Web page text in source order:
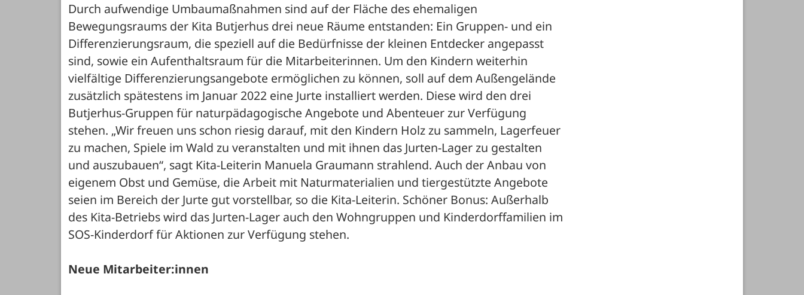
Durch aufwendige Umbaumaßnahmen sind auf der Fläche des ehemaligen
Bewegungsraums der Kita Butjerhus drei neue Räume entstanden: Ein Gruppen- und ein
Differenzierungsraum, die speziell auf die Bedürfnisse der kleinen Entdecker angepasst
sind, sowie ein Aufenthaltsraum für die Mitarbeiterinnen. Um den Kindern weiterhin
vielfältige Differenzierungsangebote ermöglichen zu können, soll auf dem Außengelände
zusätzlich spätestens im Januar 2022 eine Jurte installiert werden. Diese wird den drei
Butjerhus-Gruppen für naturpädagogische Angebote und Abenteuer zur Verfügung
stehen. „Wir freuen uns schon riesig darauf, mit den Kindern Holz zu sammeln, Lagerfeuer
zu machen, Spiele im Wald zu veranstalten und mit ihnen das Jurten-Lager zu gestalten
und auszubauen“, sagt Kita-Leiterin Manuela Graumann strahlend. Auch der Anbau von
eigenem Obst und Gemüse, die Arbeit mit Naturmaterialien und tiergestützte Angebote
seien im Bereich der Jurte gut vorstellbar, so die Kita-Leiterin. Schöner Bonus: Außerhalb
des Kita-Betriebs wird das Jurten-Lager auch den Wohngruppen und Kinderdorffamilien im
SOS-Kinderdorf für Aktionen zur Verfügung stehen.
Neue Mitarbeiter:innen